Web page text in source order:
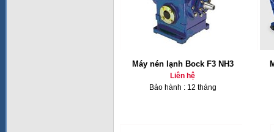
Máy nén lạnh Bock F3 NH3
Liên hệ
Bảo hành : 12 tháng